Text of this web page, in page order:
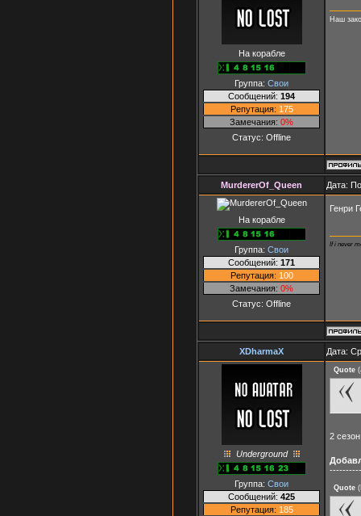
На корабле
Группа: Свои
Сообщений: 194
Репутация: 175
Замечания: 0%
Статус: Offline
Наш
MurdererOf_Queen Дата:
На корабле
Группа: Свои
Сообщений: 171
Репутация: 100
Замечания: 0%
Статус: Offline
Генри
If i never
XDharmaX Дата:
Underground
Группа: Свои
Сообщений: 425
Репутация: 185
Quote (
2
Quote (